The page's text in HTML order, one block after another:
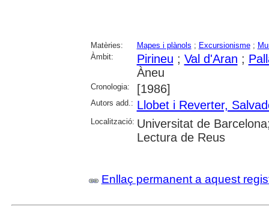
Matèries: Mapes i plànols ; Excursionisme;
Àmbit:
Pirineu ; Val d'Aran ;
Àneu
Cronologia: [1986]
Autors add.: Llobet i Reverter,
Localització: Universitat de
Lectura de Reus
Enllaç permanent a aquest